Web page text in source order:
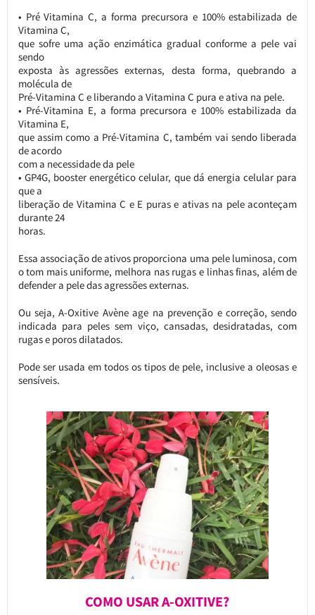
• Pré Vitamina C, a forma precursora e 100% estabilizada de
Vitamina C,
que sofre uma ação enzimática gradual conforme a pele vai
sendo
exposta às agressões externas, desta forma, quebrando a
molécula de
Pré-Vitamina C e liberando a Vitamina C pura e ativa na pele.
• Pré-Vitamina E, a forma precursora e 100% estabilizada da
Vitamina E,
que assim como a Pré-Vitamina C, também vai sendo liberada
de acordo
com a necessidade da pele
• GP4G, booster energético celular, que dá energia celular para
que a
liberação de Vitamina C e E puras e ativas na pele aconteçam
durante 24
horas.
Essa associação de ativos proporciona uma pele luminosa, com
o tom mais uniforme, melhora nas rugas e linhas finas, além de
defender a pele das agressões externas.
Ou seja, A-Oxitive Avène age na prevenção e correção, sendo
indicada para peles sem viço, cansadas, desidratadas, com
rugas e poros dilatados.
Pode ser usada em todos os tipos de pele, inclusive a oleosas e
sensíveis.
COMO USAR A-OXITIVE?